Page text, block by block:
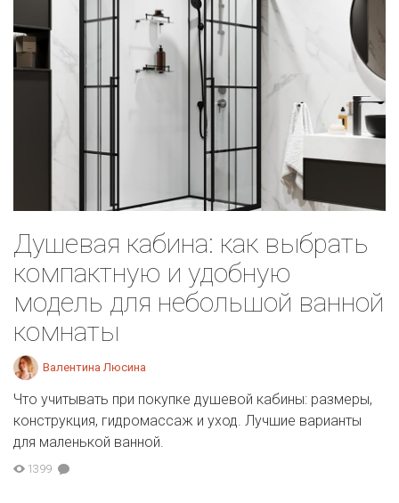
Душевая кабина: как выбрать
компактную и удобную
модель для небольшой ванной
комнаты
Валентина Люсина
Что учитывать при покупке душевой кабины: размеры,
конструкция, гидромассаж и уход. Лучшие варианты
для маленькой ванной.
1399